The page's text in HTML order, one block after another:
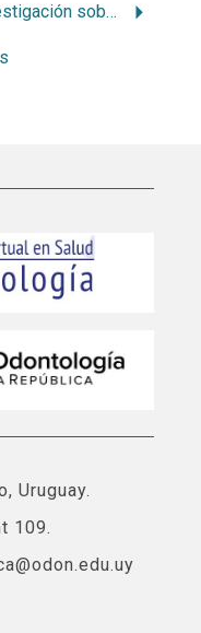
Investigación sobre esmalte moteado en niños de la comunidad de Fraile Muerto (Depto. de Cerro Largo)
Uruguay.
109.